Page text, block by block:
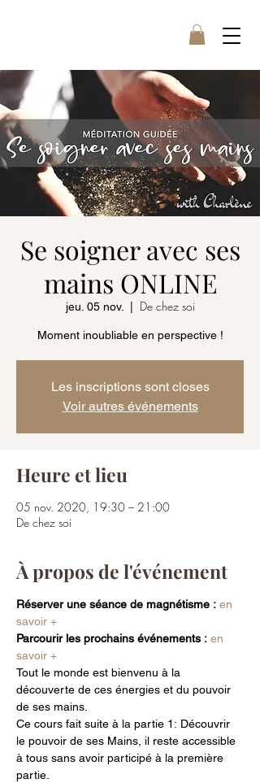
Se soigner avec ses
mains ONLINE
jeu. 05 nov. De chez soi
Moment inoubliable en perspective !
Les inscriptions sont closes
Voir autres événements
Heure et lieu
05 nov. 2020, 19:30 – 21:00
De chez soi
À propos de l'événement
Réserver une séance de magnétisme : en
savoir +
Parcourir les prochains événements : en
savoir +
Tout le monde est bienvenu à la
découverte de ces énergies et du pouvoir
de ses mains.
Ce cours fait suite à la partie 1: Découvrir
le pouvoir de ses Mains, il reste accessible
à tous sans avoir participé à la première
partie.